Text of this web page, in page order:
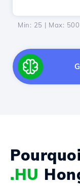
Min: 25 | Max:
.HU